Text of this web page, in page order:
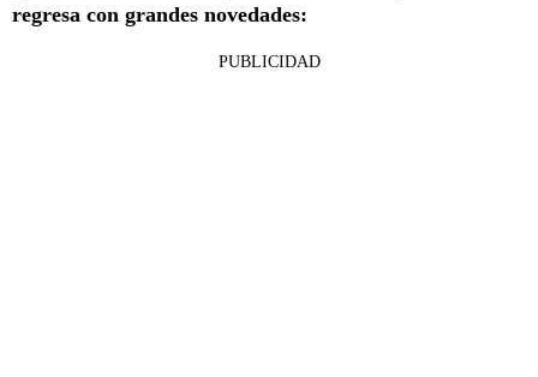
regresa con grandes novedades:
PUBLICIDAD